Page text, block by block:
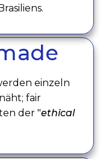
einzeln
fair
der "ethical